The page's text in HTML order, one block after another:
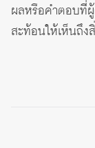
ผลหรือคำตอบที่
สะท้อนให้เห็นถึ